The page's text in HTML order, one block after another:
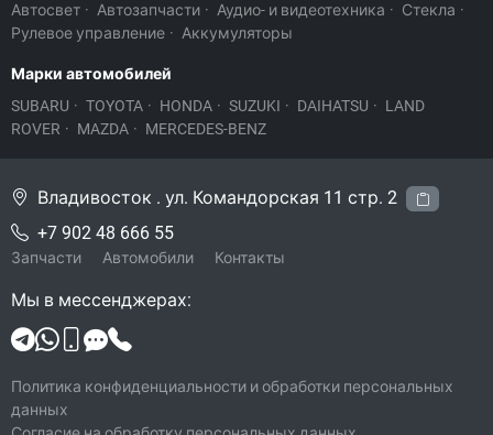
Автосвет · Автозапчасти · Аудио- и видеотехника · Стекла ·
Рулевое управление · Аккумуляторы
Марки автомобилей
SUBARU · TOYOTA · HONDA · SUZUKI · DAIHATSU · LAND
ROVER · MAZDA · MERCEDES-BENZ
Владивосток . ул. Командорская 11 стр. 2
+7 902 48 666 55
Запчасти Автомобили Контакты
Мы в мессенджерах:
Политика конфиденциальности и обработки персональных
данных